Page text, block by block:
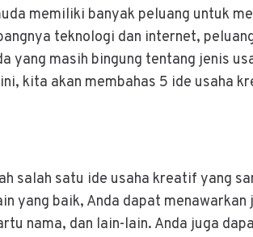
memiliki banyak peluang untuk
teknologi dan internet,
yang masih bingung tentang jenis
kita akan membahas 5 ide usaha
salah satu ide usaha kreatif yang
yang baik, Anda dapat
nama, dan lain-lain. Anda juga